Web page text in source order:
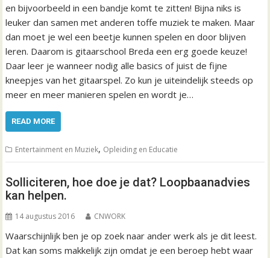
en bijvoorbeeld in een bandje komt te zitten! Bijna niks is
leuker dan samen met anderen toffe muziek te maken. Maar
dan moet je wel een beetje kunnen spelen en door blijven
leren. Daarom is gitaarschool Breda een erg goede keuze!
Daar leer je wanneer nodig alle basics of juist de fijne
kneepjes van het gitaarspel. Zo kun je uiteindelijk steeds op
meer en meer manieren spelen en wordt je…
READ MORE
Entertainment en Muziek, Opleiding en Educatie
Solliciteren, hoe doe je dat? Loopbaanadvies
kan helpen.
14 augustus 2016 CNWORK
Waarschijnlijk ben je op zoek naar ander werk als je dit leest.
Dat kan soms makkelijk zijn omdat je een beroep hebt waar